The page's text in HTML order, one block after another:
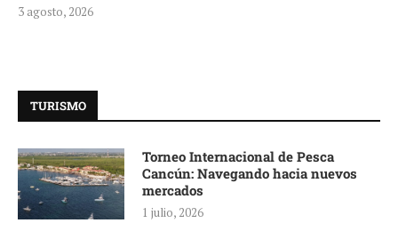
3 agosto, 2026
TURISMO
Torneo Internacional de Pesca
Cancún: Navegando hacia nuevos
mercados
1 julio, 2026